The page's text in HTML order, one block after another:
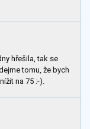
hřešila, tak se
tomu, že bych
na 75 :-).